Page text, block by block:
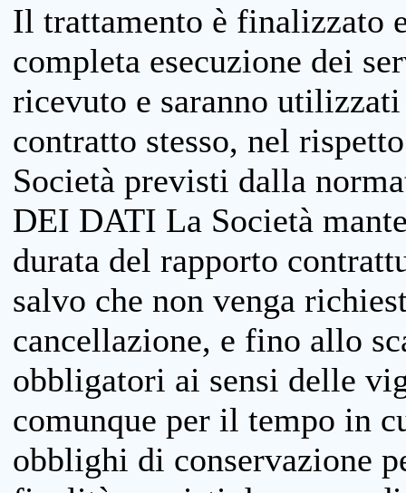
Il trattamento è finalizzato
completa esecuzione dei
ricevuto e saranno
contratto stesso, nel
Società previsti dalla
DEI DATI La Società
durata del rapporto
salvo che non venga
cancellazione, e fino allo
obbligatori ai sensi delle
comunque per il tempo in
obblighi di conservazione